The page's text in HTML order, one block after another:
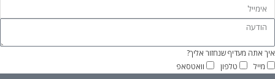
איך אתה מעדיף שנחזור אליך?
מייל
טלפון וואטסאפ